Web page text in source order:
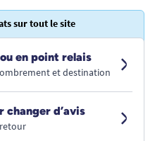
sur tout le site
en point relais
et destination
changer d’avis